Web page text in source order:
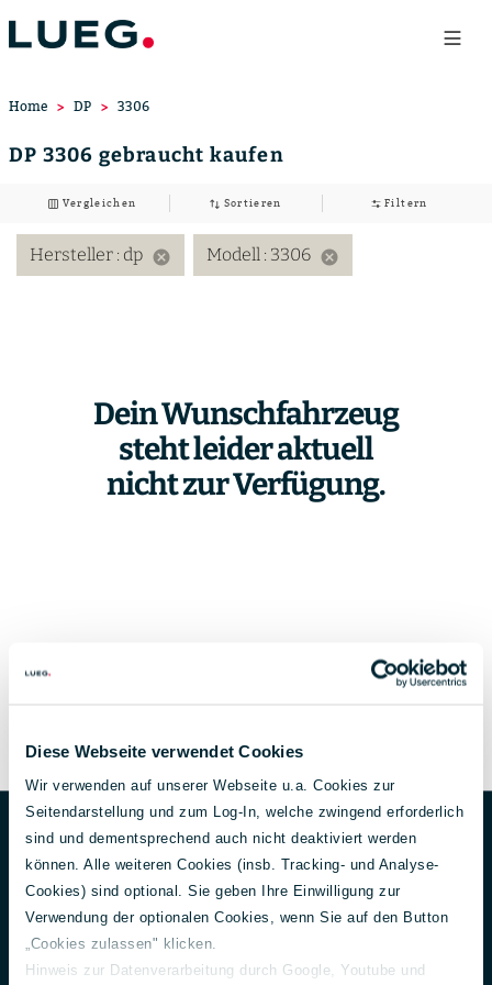
Diese Webseite verwendet Cookies
Wir verwenden auf unserer Webseite u.a. Cookies zur
Seitendarstellung und zum Log-In, welche zwingend erforderlich
sind und dementsprechend auch nicht deaktiviert werden
können. Alle weiteren Cookies (insb. Tracking- und Analyse-
Cookies) sind optional. Sie geben Ihre Einwilligung zur
Verwendung der optionalen Cookies, wenn Sie auf den Button
„Cookies zulassen" klicken.
Hinweis zur Datenverarbeitung durch Google, Youtube und
Home DP 3306
DP 3306 gebraucht kaufen
Vergleichen Sortieren Filtern
Hersteller : dp cancel Modell : 3306 cancel
Dein Wunschfahrzeug
steht leider aktuell
nicht zur Verfügung.
FooterUnternehmen
Über uns
Aktuelles
150 Jahre Lueg
Unternehmensführung
Gesellschafter
Nachhaltigkeit